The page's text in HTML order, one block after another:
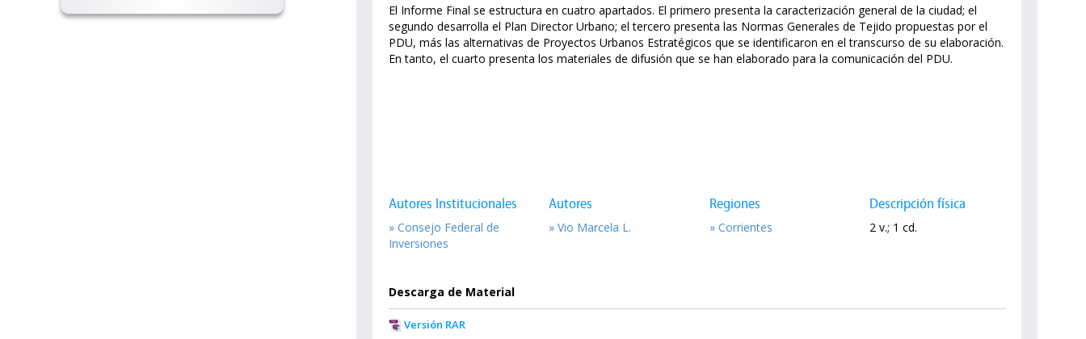
El Informe Final se estructura en cuatro apartados. El primero presenta la caracterización general de la ciudad; el
segundo desarrolla el Plan Director Urbano; el tercero presenta las Normas Generales de Tejido propuestas por el
PDU, más las alternativas de Proyectos Urbanos Estratégicos que se identificaron en el transcurso de su elaboración.
En tanto, el cuarto presenta los materiales de difusión que se han elaborado para la comunicación del PDU.
Autores Institucionales
» Consejo Federal de
Inversiones
Autores
» Vio Marcela L.
Regiones
» Corrientes
Descripción física
2 v.; 1 cd.
Descarga de Material
Versión RAR